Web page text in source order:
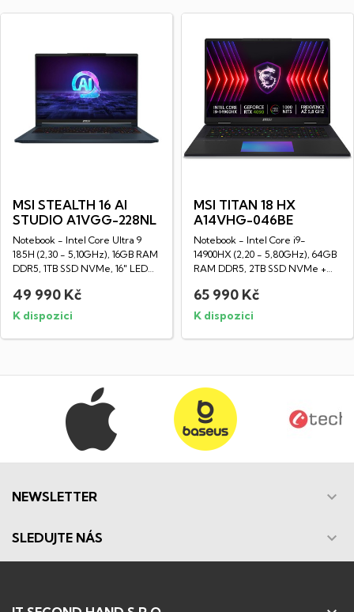
MSI STEALTH 16 AI
STUDIO A1VGG-228NL
Notebook - Intel Core Ultra 9
185H (2,30 - 5,10GHz), 16GB RAM
DDR5, 1TB SSD NVMe, 16" LED
49 990 Kč
K dispozici
MSI TITAN 18 HX
A14VHG-046BE
Notebook - Intel Core i9-
14900HX (2,20 - 5,80GHz), 64GB
RAM DDR5, 2TB SSD NVMe +
65 990 Kč
K dispozici
NEWSLETTER 
SLEDUJTE NÁS 